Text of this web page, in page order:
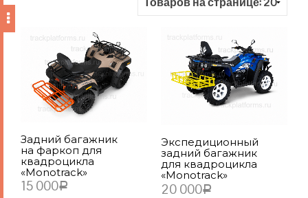
Задний багажник
на фаркоп для
квадроцикла
«Monotrack»
15 000Р
Экспедиционный
задний багажник
для квадроцикла
«Monotrack»
20 000Р